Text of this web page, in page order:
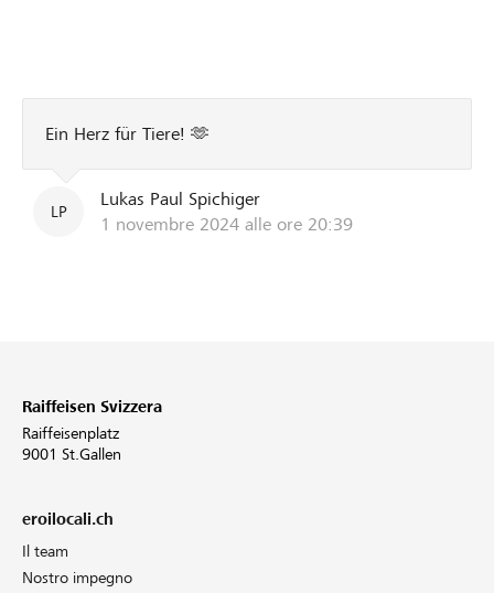
Ein Herz für Tiere! 🫶
LP
Lukas Paul Spichiger
1 novembre 2024 alle ore 20:39
Raiffeisen Svizzera
Raiffeisenplatz
9001 St.Gallen
eroilocali.ch
Il team
Nostro impegno